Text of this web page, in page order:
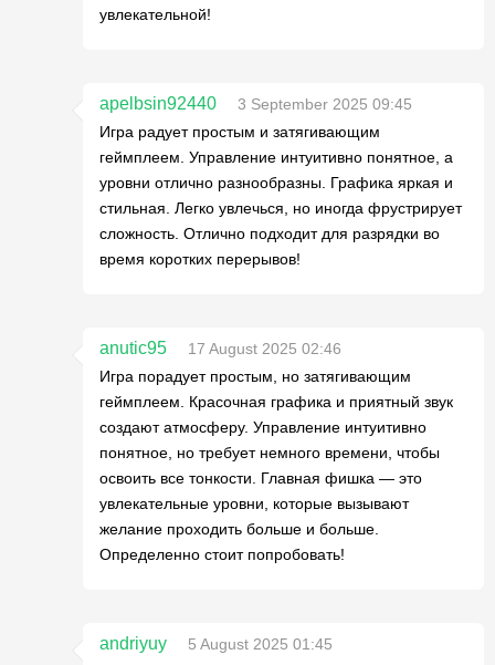
увлекательной!
apelbsin92440
3 September 2025 09:45
Игра радует простым и затягивающим
геймплеем. Управление интуитивно понятное, а
уровни отлично разнообразны. Графика яркая и
стильная. Легко увлечься, но иногда фрустрирует
сложность. Отлично подходит для разрядки во
время коротких перерывов!
anutic95
17 August 2025 02:46
Игра порадует простым, но затягивающим
геймплеем. Красочная графика и приятный звук
создают атмосферу. Управление интуитивно
понятное, но требует немного времени, чтобы
освоить все тонкости. Главная фишка — это
увлекательные уровни, которые вызывают
желание проходить больше и больше.
Определенно стоит попробовать!
andriyuy
5 August 2025 01:45